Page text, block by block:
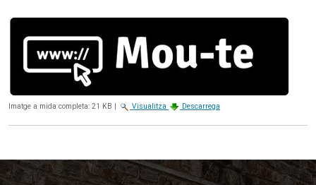
Imatge a mida completa: 21 KB | Visualitza Descarrega